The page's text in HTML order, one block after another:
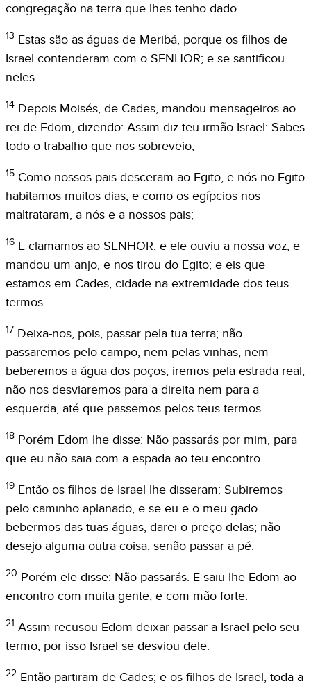
congregação na terra que lhes tenho dado.
13 Estas são as águas de Meribá, porque os filhos de
Israel contenderam com o SENHOR; e se santificou
neles.
14 Depois Moisés, de Cades, mandou mensageiros ao
rei de Edom, dizendo: Assim diz teu irmão Israel: Sabes
todo o trabalho que nos sobreveio,
15 Como nossos pais desceram ao Egito, e nós no Egito
habitamos muitos dias; e como os egípcios nos
maltrataram, a nós e a nossos pais;
16 E clamamos ao SENHOR, e ele ouviu a nossa voz, e
mandou um anjo, e nos tirou do Egito; e eis que
estamos em Cades, cidade na extremidade dos teus
termos.
17 Deixa-nos, pois, passar pela tua terra; não
passaremos pelo campo, nem pelas vinhas, nem
beberemos a água dos poços; iremos pela estrada real;
não nos desviaremos para a direita nem para a
esquerda, até que passemos pelos teus termos.
18 Porém Edom lhe disse: Não passarás por mim, para
que eu não saia com a espada ao teu encontro.
19 Então os filhos de Israel lhe disseram: Subiremos
pelo caminho aplanado, e se eu e o meu gado
bebermos das tuas águas, darei o preço delas; não
desejo alguma outra coisa, senão passar a pé.
20 Porém ele disse: Não passarás. E saiu-lhe Edom ao
encontro com muita gente, e com mão forte.
21 Assim recusou Edom deixar passar a Israel pelo seu
termo; por isso Israel se desviou dele.
22 Então partiram de Cades; e os filhos de Israel, toda a